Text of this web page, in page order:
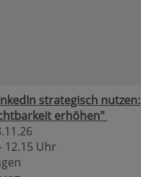
strategisch nutzen:
erhöhen"
12.15 Uhr